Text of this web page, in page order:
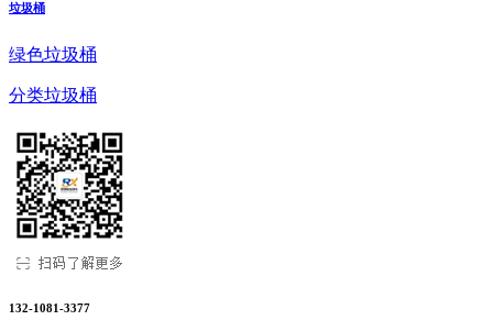
垃圾桶
绿色垃圾桶
分类垃圾桶
132-1081-3377